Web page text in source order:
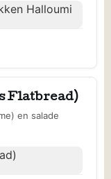
Flatbread)
en salade